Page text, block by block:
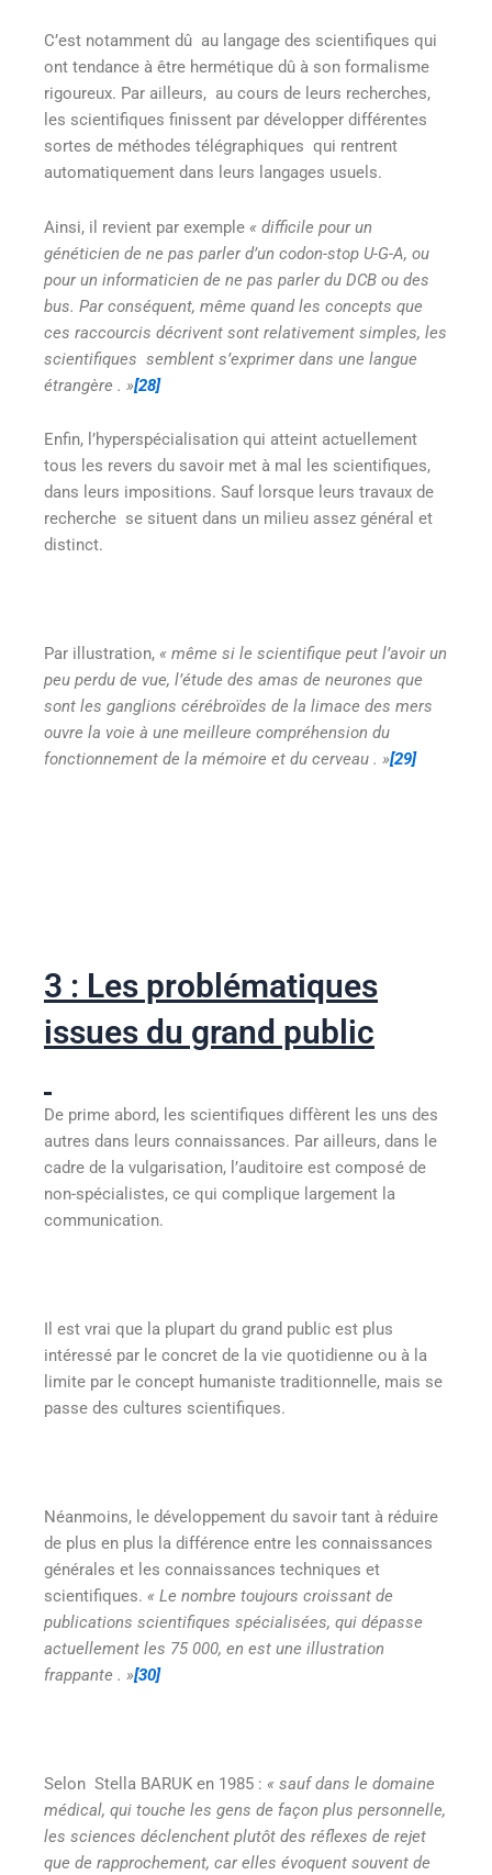
C’est notamment dû au langage des scientifiques qui
ont tendance à être hermétique dû à son formalisme
rigoureux. Par ailleurs, au cours de leurs recherches,
les scientifiques finissent par développer différentes
sortes de méthodes télégraphiques qui rentrent
automatiquement dans leurs langages usuels.
Ainsi, il revient par exemple « difficile pour un
généticien de ne pas parler d’un codon-stop U-G-A, ou
pour un informaticien de ne pas parler du DCB ou des
bus. Par conséquent, même quand les concepts que
ces raccourcis décrivent sont relativement simples, les
scientifiques semblent s’exprimer dans une langue
étrangère . »[28]
Enfin, l’hyperspécialisation qui atteint actuellement
tous les revers du savoir met à mal les scientifiques,
dans leurs impositions. Sauf lorsque leurs travaux de
recherche se situent dans un milieu assez général et
distinct.
Par illustration, « même si le scientifique peut l’avoir un
peu perdu de vue, l’étude des amas de neurones que
sont les ganglions cérébroïdes de la limace des mers
ouvre la voie à une meilleure compréhension du
fonctionnement de la mémoire et du cerveau . »[29]
3 : Les problématiques
issues du grand public
De prime abord, les scientifiques diffèrent les uns des
autres dans leurs connaissances. Par ailleurs, dans le
cadre de la vulgarisation, l’auditoire est composé de
non-spécialistes, ce qui complique largement la
communication.
Il est vrai que la plupart du grand public est plus
intéressé par le concret de la vie quotidienne ou à la
limite par le concept humaniste traditionnelle, mais se
passe des cultures scientifiques.
Néanmoins, le développement du savoir tant à réduire
de plus en plus la différence entre les connaissances
générales et les connaissances techniques et
scientifiques. « Le nombre toujours croissant de
publications scientifiques spécialisées, qui dépasse
actuellement les 75 000, en est une illustration
frappante . »[30]
Selon Stella BARUK en 1985 : « sauf dans le domaine
médical, qui touche les gens de façon plus personnelle,
les sciences déclenchent plutôt des réflexes de rejet
que de rapprochement, car elles évoquent souvent de